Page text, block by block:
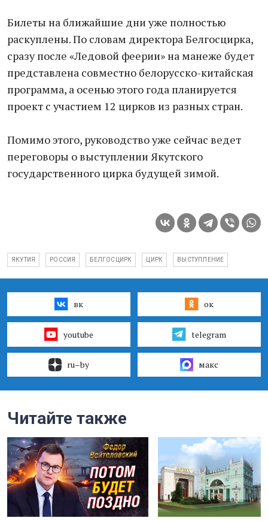
Билеты на ближайшие дни уже полностью
раскуплены. По словам директора Белгосцирка,
сразу после «Ледовой феерии» на манеже будет
представлена совместно белорусско-китайская
программа, а осенью этого года планируется
проект с участием 12 цирков из разных стран.
Помимо этого, руководство уже сейчас ведет
переговоры о выступлении Якутского
государственного цирка будущей зимой.
ЯКУТИЯ РОССИЯ БЕЛГОСЦИРК ЦИРК ВЫСТУПЛЕНИЕ
вк ок
youtube telegram
ru–by макс
Читайте также